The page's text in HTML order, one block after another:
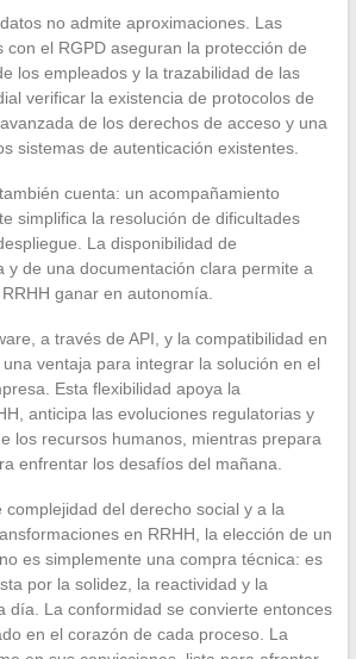
no admite aproximaciones. Las
con el RGPD aseguran la protección de
los empleados y la trazabilidad de las
verificar la existencia de protocolos de
de los derechos de acceso y una
sistemas de autenticación existentes.
cuenta: un acompañamiento
simplifica la resolución de dificultades
La disponibilidad de
y de una documentación clara permite a
ganar en autonomía.
a través de API, y la compatibilidad en
ventaja para integrar la solución en el
Esta flexibilidad apoya la
anticipa las evoluciones regulatorias y
los recursos humanos, mientras prepara
enfrentar los desafíos del mañana.
complejidad del derecho social y a la
en RRHH, la elección de un
es simplemente una compra técnica: es
por la solidez, la reactividad y la
día. La conformidad se convierte entonces
en el corazón de cada proceso. La